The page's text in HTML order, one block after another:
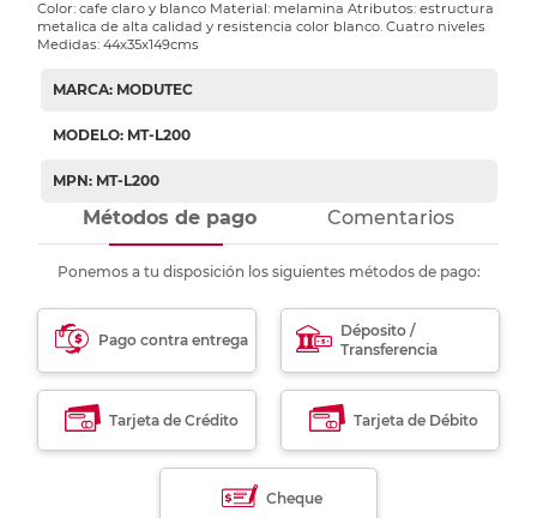
Color: cafe claro y blanco Material: melamina Atributos: estructura
metalica de alta calidad y resistencia color blanco. Cuatro niveles
Medidas: 44x35x149cms
MARCA: MODUTEC
MODELO: MT-L200
MPN: MT-L200
Métodos de pago Comentarios
Ponemos a tu disposición los siguientes métodos de pago:
Pago contra entrega
Déposito /
Transferencia
Tarjeta de Crédito Tarjeta de Débito
Cheque